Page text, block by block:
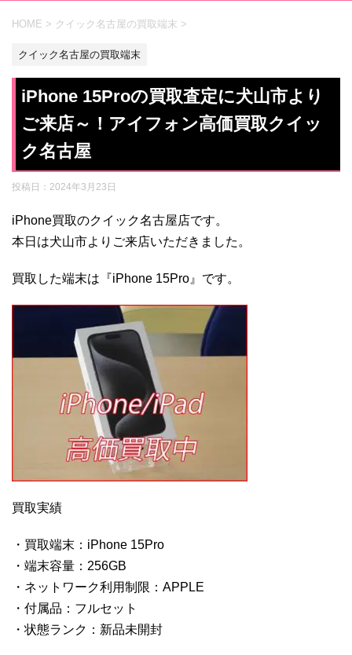
HOME > クイック名古屋の買取端末 >
クイック名古屋の買取端末
iPhone 15Proの買取査定に犬山市より
ご来店～！アイフォン高価買取クイッ
ク名古屋
投稿日： 2024年3月23日
iPhone買取のクイック名古屋店です。
本日は犬山市よりご来店いただきました。
買取した端末は『iPhone 15Pro』です。
買取実績
・買取端末：iPhone 15Pro
・端末容量：256GB
・ネットワーク利用制限：APPLE
・付属品：フルセット
・状態ランク：新品未開封